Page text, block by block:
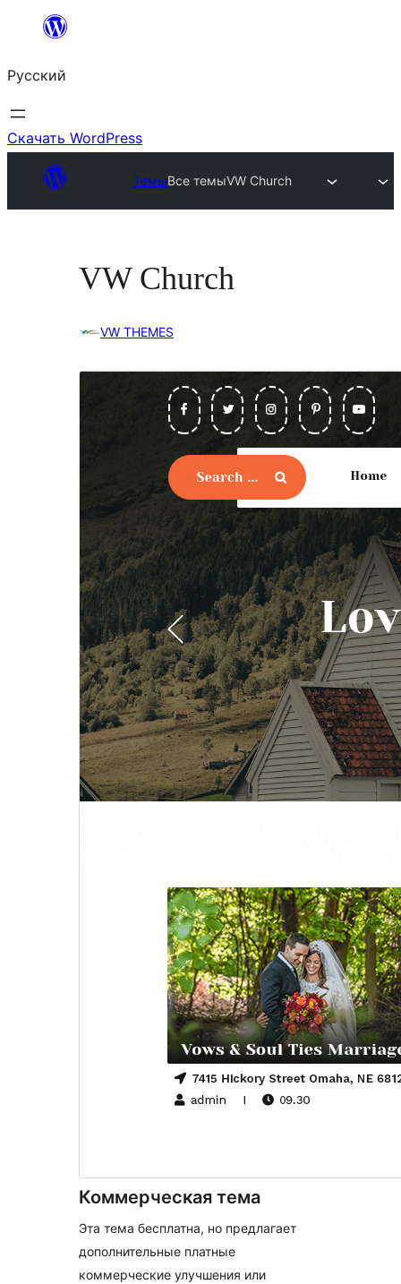
Перейти
содержимому
Русский
Скачать WordPress
ТемыВсе темыVW Church
VW Church
VW THEMES
Коммерческая тема
Эта тема бесплатна, но предлагает
дополнительные платные
коммерческие улучшения или